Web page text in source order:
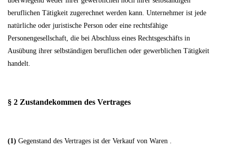
beruflichen Tätigkeit zugerechnet werden kann. Unternehmer ist jede
natürliche oder juristische Person oder eine rechtsfähige
Personengesellschaft, die bei Abschluss eines Rechtsgeschäfts in
Ausübung ihrer selbständigen beruflichen oder gewerblichen Tätigkeit
handelt.
§ 2 Zustandekommen des Vertrages
(1) Gegenstand des Vertrages ist der Verkauf von Waren .